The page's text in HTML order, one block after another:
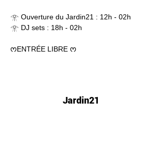
𓁿 Ouverture du Jardin21 : 12h - 02h
𓁿 DJ sets : 18h - 02h
ᰔENTRÉE LIBRE ᰔ
Jardin21